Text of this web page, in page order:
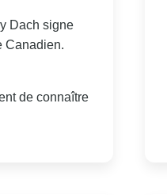
Dach signe
Canadien.
de connaître